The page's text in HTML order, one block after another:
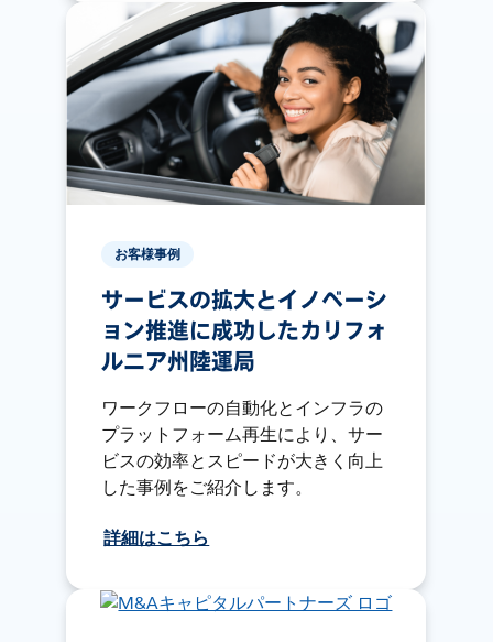
お客様事例
サービスの拡大とイノベーシ
ョン推進に成功したカリフォ
ルニア州陸運局
ワークフローの自動化とインフラの
プラットフォーム再生により、サー
ビスの効率とスピードが大きく向上
した事例をご紹介します。
詳細はこちら